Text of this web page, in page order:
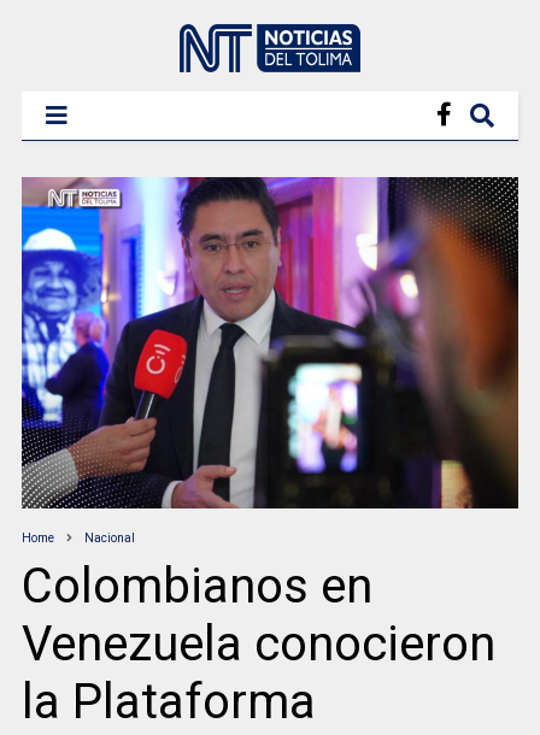
Home Nacional
Colombianos en
Venezuela conocieron
la Plataforma